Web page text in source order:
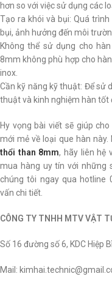
hơn so với việc sử dụng các
Tạo ra khói và bụi: Quá
bụi, ảnh hưởng đến môi
Không thể sử dụng cho
8mm không phù hợp cho
inox.
Cần kỹ năng kỹ thuật: Để sử
thuật và kinh nghiệm hàn tốt
Hy vọng bài viết sẽ giúp
mới mẻ về loại que hàn
thổi than 8mm, hãy liên hệ
mua hàng uy tín với những
chúng tôi ngay qua hotline
vấn chi tiết.
CÔNG TY TNHH MTV VẬT
Số 16 đường số 6, KDC Hiệp
Mail: